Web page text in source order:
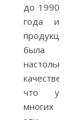
до 1990
года и
продукция
была
настолько
качественной,
что у
многих